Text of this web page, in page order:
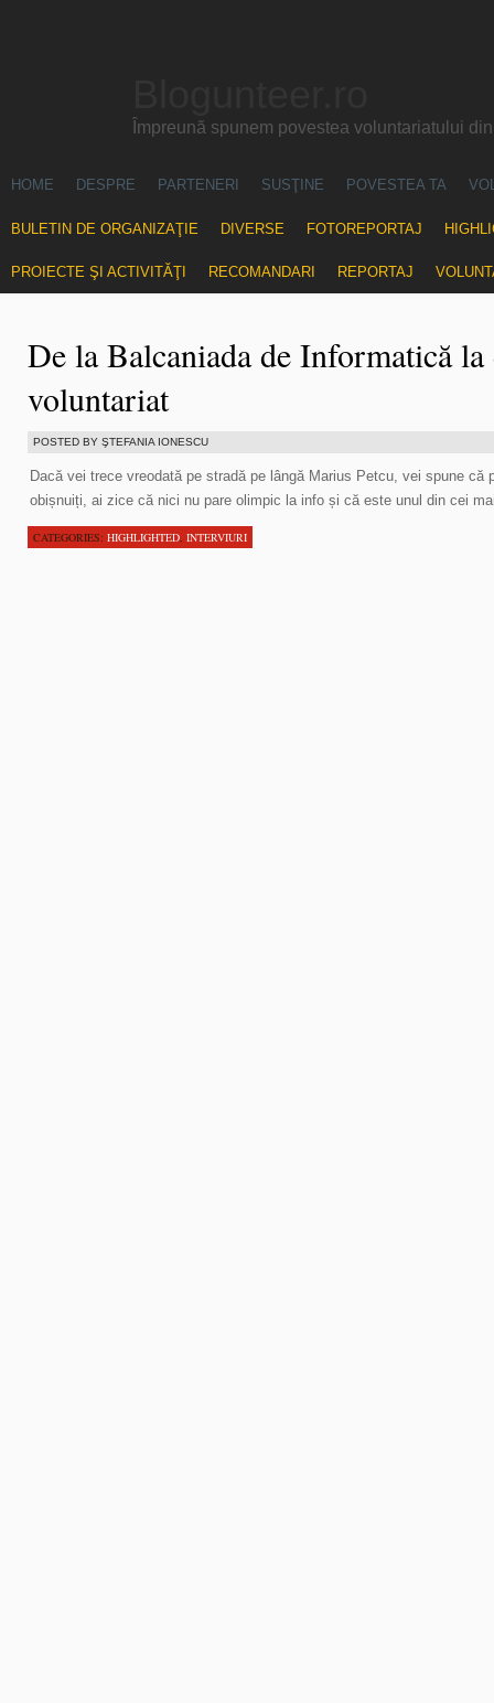
Împreună spunem povestea voluntariatului
HOME DESPRE PARTENERI SUSŢINE POVESTEA TA
BULETIN DE ORGANIZAŢIE DIVERSE FOTOREPORTAJ
PROIECTE ŞI ACTIVITĂŢI RECOMANDARI REPORTAJ
De la Balcaniada de Informatică
voluntariat
POSTED BY ŞTEFANIA IONESCU
Dacă vei trece vreodată pe stradă pe lângă Marius Petcu, vei spune că
obișnuiți, ai zice că nici nu pare olimpic la info și că este unul din cei
CATEGORIES: HIGHLIGHTED, INTERVIURI